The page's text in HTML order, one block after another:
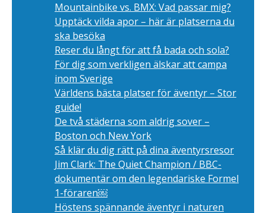
Mountainbike vs. BMX: Vad passar mig?
Upptäck vilda apor – här är platserna du
ska besöka
Reser du långt för att få bada och sola?
För dig som verkligen älskar att campa
inom Sverige
Världens bästa platser för äventyr – Stor
guide!
De två städerna som aldrig sover –
Boston och New York
Så klär du dig rätt på dina äventyrsresor
Jim Clark: The Quiet Champion / BBC-
dokumentär om den legendariske Formel
1-föraren￼
Höstens spännande äventyr i naturen